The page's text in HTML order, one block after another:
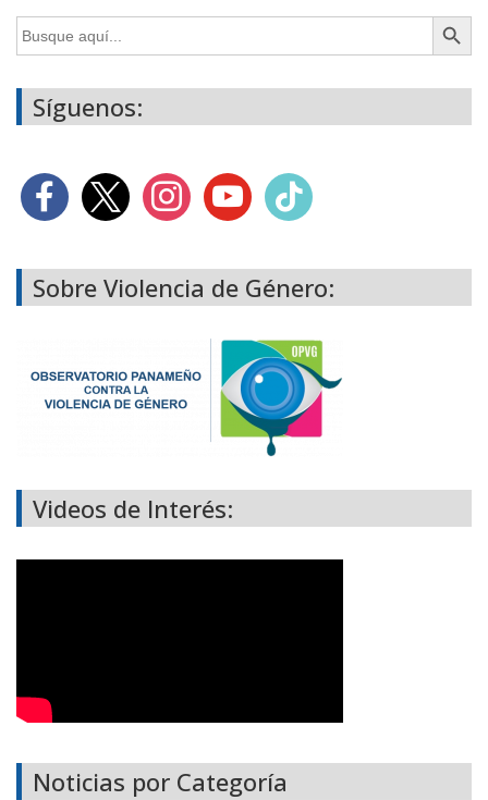
Buscar: Botón de
Síguenos:
Sobre Violencia de Género:
Videos de Interés:
Noticias por Categoría